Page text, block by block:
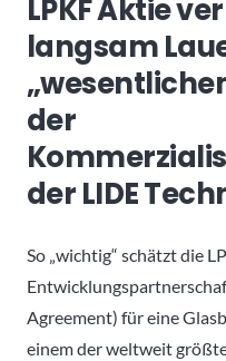
LPKF Aktie
langsam
der
der LIDE
So „wichtig“ schätzt die
Agreement) für eine
einem der weltweit